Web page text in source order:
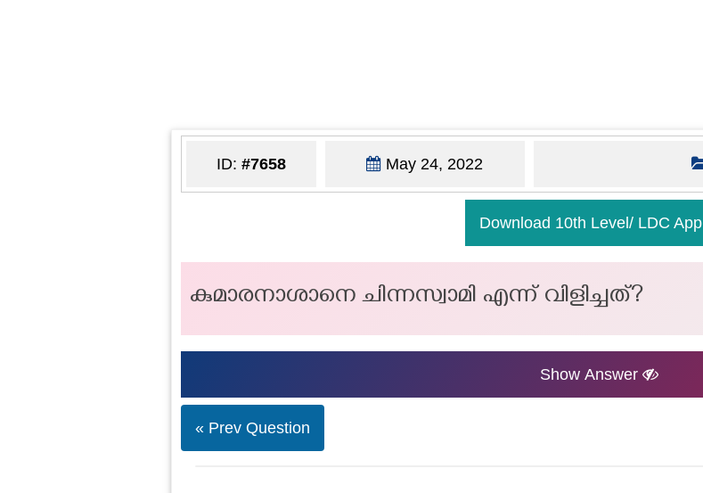
ID: #7658 May 24, 2022
Download 10th Level/ LDC App
കുമാരനാശാനെ ചിന്നസ്വാമി എന്ന് വിളിച്ചത്?
Show Answer
« Prev Question